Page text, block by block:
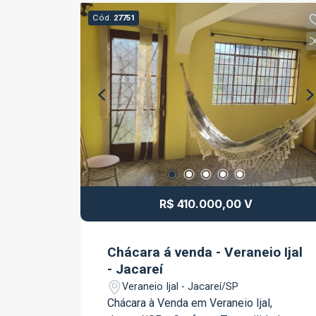
Villa Branca I, o imóvel está em uma
região privilegiada, com fácil acesso às
principais vias da cidade, próximo a
comércios, escolas, supermercados e
serviços, unindo segurança, praticidade
e qualidade de vida. Características do
terreno: Área total de 350m² Excelente
topografia Localização privilegiada
dentro do condomínio Ideal para
projetos residenciais de alto padrão
Condomínio com infraestrutura
completa e segurança Se você procura
um terreno para investir ou construir em
excelente oportunidade. Entre em
contato para mais informações e
agende uma visita!
Cód. 27751
R$ 410.000,00 V
Chácara á venda - Veraneio Ijal
- Jacareí
Veraneio Ijal - Jacareí/SP
Chácara à Venda em Veraneio Ijal,